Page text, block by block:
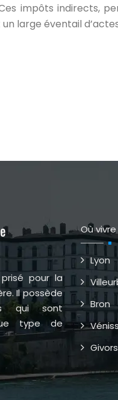
impôts indirects,
large éventail
pour la
Il possède
qui sont
type de
Où
Lyon
Bron
Givors